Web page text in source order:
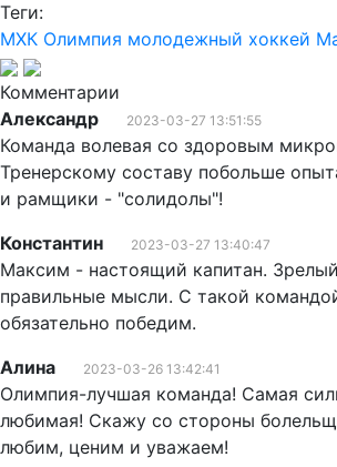
Теги:
МХК Олимпия молодежный хоккей
Комментарии
Александр
2023-03-27 13:51:55
Команда волевая со здоровым
Тренерскому составу побольше
и рамщики - "солидолы"!
Константин
2023-03-27 13:40:47
Максим - настоящий капитан.
правильные мысли. С такой
обязательно победим.
Алина
2023-03-26 13:42:41
Олимпия-лучшая команда! Самая
любимая! Скажу со стороны
любим, ценим и уважаем!